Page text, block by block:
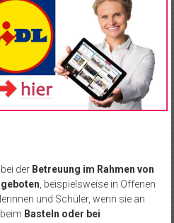
der Betreuung im Rahmen von
, beispielsweise in Offenen
und Schüler, wenn sie an
Basteln oder bei